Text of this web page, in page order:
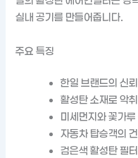
실내 공기를 만들어줍니다.
주요 특징
한일 브랜드의 신
활성탄 소재로 악
미세먼지와 꽃가
자동차 탑승객의
검은색 활성탄 필